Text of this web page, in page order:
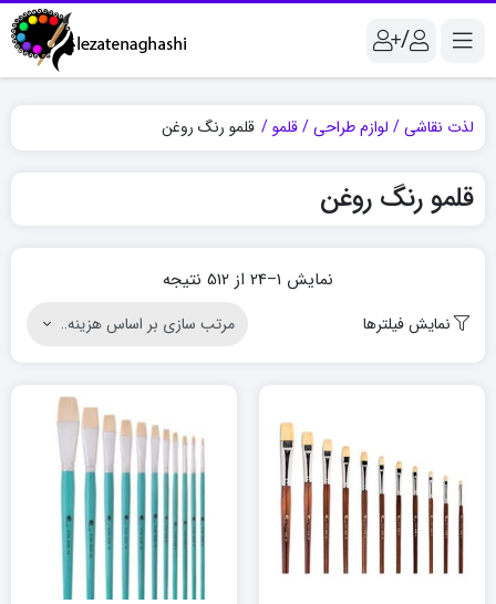
/
لذت نقاشی لوازم طراحی قلمو قلمو رنگ روغن
قلمو رنگ روغن
نمایش 1–24 از 512 نتیجه
Sorted
low
نمایش فیلترها